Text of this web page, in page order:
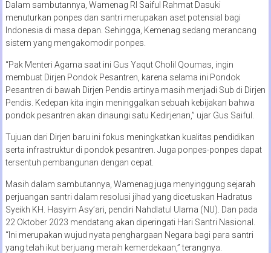
Dalam sambutannya, Wamenag RI Saiful Rahmat Dasuki
menuturkan ponpes dan santri merupakan aset potensial bagi
Indonesia di masa depan. Sehingga, Kemenag sedang merancang
sistem yang mengakomodir ponpes.
“Pak Menteri Agama saat ini Gus Yaqut Cholil Qoumas, ingin
membuat Dirjen Pondok Pesantren, karena selama ini Pondok
Pesantren di bawah Dirjen Pendis artinya masih menjadi Sub di Dirjen
Pendis. Kedepan kita ingin meninggalkan sebuah kebijakan bahwa
pondok pesantren akan dinaungi satu Kedirjenan,” ujar Gus Saiful.
Tujuan dari Dirjen baru ini fokus meningkatkan kualitas pendidikan
serta infrastruktur di pondok pesantren. Juga ponpes-ponpes dapat
tersentuh pembangunan dengan cepat.
Masih dalam sambutannya, Wamenag juga menyinggung sejarah
perjuangan santri dalam resolusi jihad yang dicetuskan Hadratus
Syeikh KH. Hasyim Asy’ari, pendiri Nahdlatul Ulama (NU). Dan pada
22 Oktober 2023 mendatang akan diperingati Hari Santri Nasional.
“Ini merupakan wujud nyata penghargaan Negara bagi para santri
yang telah ikut berjuang meraih kemerdekaan,” terangnya.